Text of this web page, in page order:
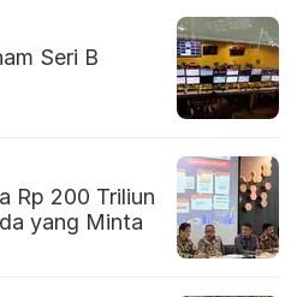
Seri B
Rp 200 Triliun
yang Minta